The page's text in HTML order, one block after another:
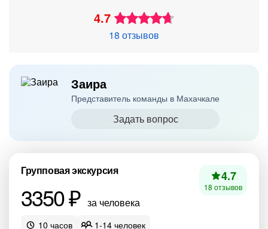
4.7
18 отзывов
Заира
Представитель команды в Махачкале
Задать вопрос
Групповая экскурсия
3350 ₽ за человека
4.7
18 отзывов
10 часов
1-14 человек